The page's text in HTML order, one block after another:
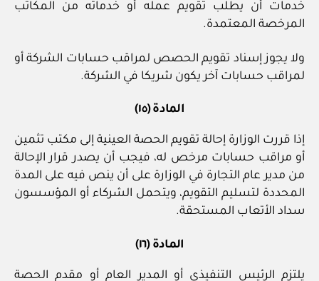
خدمات أن يطلب تقويم عمله أو خدماته من المكاتب
المرخصة المعتمدة.
ولا يجوز إسناد تقويم الحصص لمراقب حسابات الشركة أو
لمراقب حسابات آخر يكون شريكا في الشركة.
المادة (١٥)
إذا قررت الوزارة إحالة تقويم الحصة العينية إلى مكتب تثمين
أو مراقب حسابات مرخص له، فيجب أن يصدر قرار الإحالة
من مدير عام التجارة في الوزارة على أن ينص فيه على المدة
المحددة لتسليم التقويم، ويتحمل الشركاء أو المؤسسون
سداد الأتعاب المستحقة.
المادة (١٦)
يلتزم الرئيس التنفيذي أو المدير العام أو مقدم الحصة